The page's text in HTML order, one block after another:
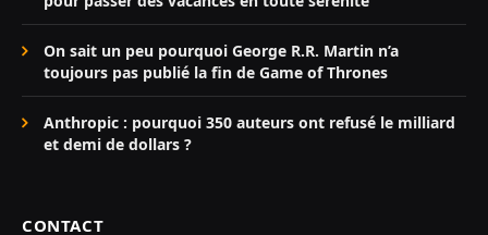
On sait un peu pourquoi George R.R. Martin n’a
toujours pas publié la fin de Game of Thrones
Anthropic : pourquoi 350 auteurs ont refusé le milliard
et demi de dollars ?
CONTACT